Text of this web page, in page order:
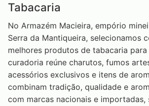
Tabacaria
No Armazém Macieira, empório
Serra da Mantiqueira, selecionamos
melhores produtos de tabacaria para
curadoria reúne charutos, fumos
acessórios exclusivos e itens de
combinam tradição, qualidade e
com marcas nacionais e importadas,